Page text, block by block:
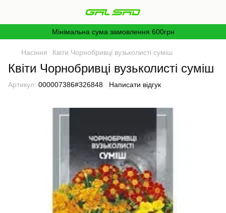
Мінімальна сума замовлення 600грн
Насіння Квіти Чорнобривці вузьколисті суміш
Квіти Чорнобривці вузьколисті суміш
Артикул: 000007386#326848 Написати відгук